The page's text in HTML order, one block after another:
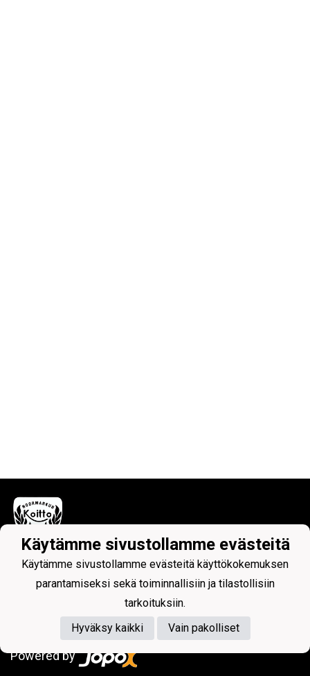
Tietosuojaseloste
Powered by
Käytämme sivustollamme evästeitä
Käytämme sivustollamme evästeitä käyttökokemuksen
parantamiseksi sekä toiminnallisiin ja tilastollisiin
tarkoituksiin.
Hyväksy kaikki
Vain pakolliset